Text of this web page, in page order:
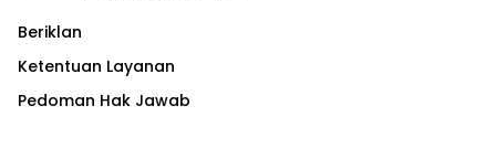
Beriklan
Ketentuan Layanan
Pedoman Hak Jawab